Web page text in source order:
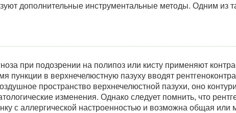
дополнительные инструментальные методы. Одним из
при подозрении на полипоз или кисту применяют
пункции в верхнечелюстную пазуху вводят
пространство верхнечелюстной пазухи, оно
изменения. Однако следует помнить, что
с аллергической настроенностью и возможна общая или